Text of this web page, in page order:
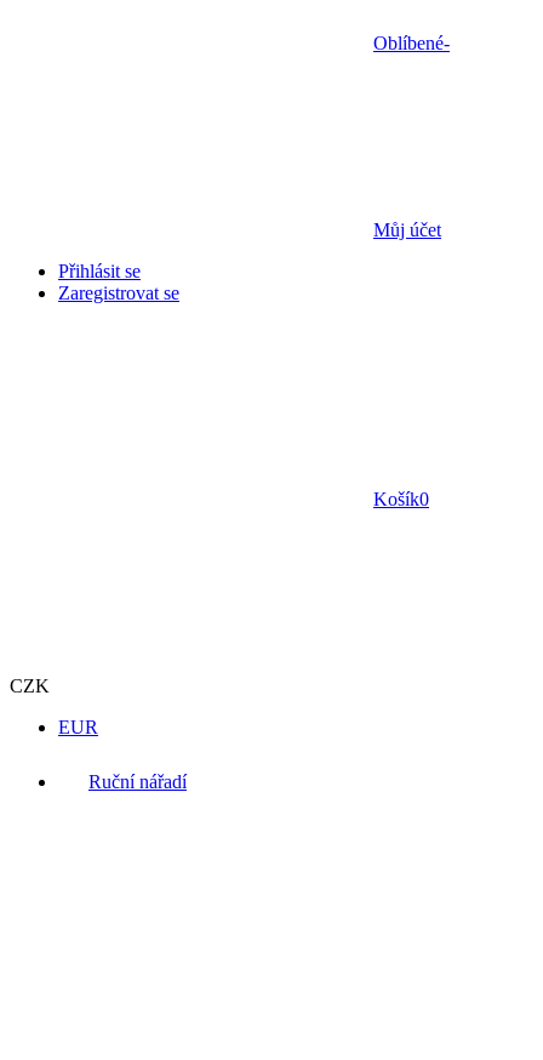
Oblíbené-
Můj účet
Přihlásit se
Zaregistrovat se
Košík0
CZK
EUR
Ruční nářadí